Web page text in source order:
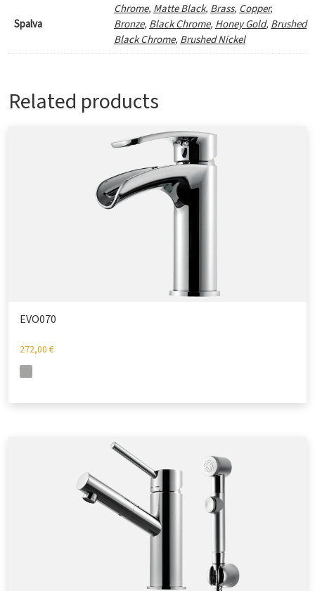
Spalva
Chrome, Matte Black, Brass, Copper,
Bronze, Black Chrome, Honey Gold, Brushed
Black Chrome, Brushed Nickel
Related products
EVO070
272,00 €